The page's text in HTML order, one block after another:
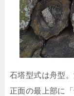
石塔型式は舟型
正面の最上部に